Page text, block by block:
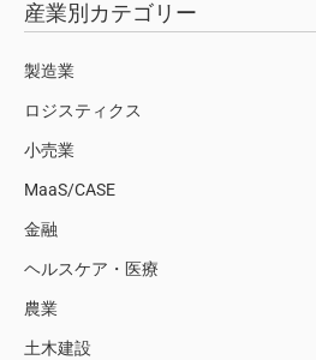
産業別カテゴリー
製造業
ロジスティクス
小売業
MaaS/CASE
金融
ヘルスケア・医療
農業
土木建設